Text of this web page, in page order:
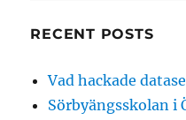
RECENT POSTS
Vad hackade
Sörbyängsskolan i